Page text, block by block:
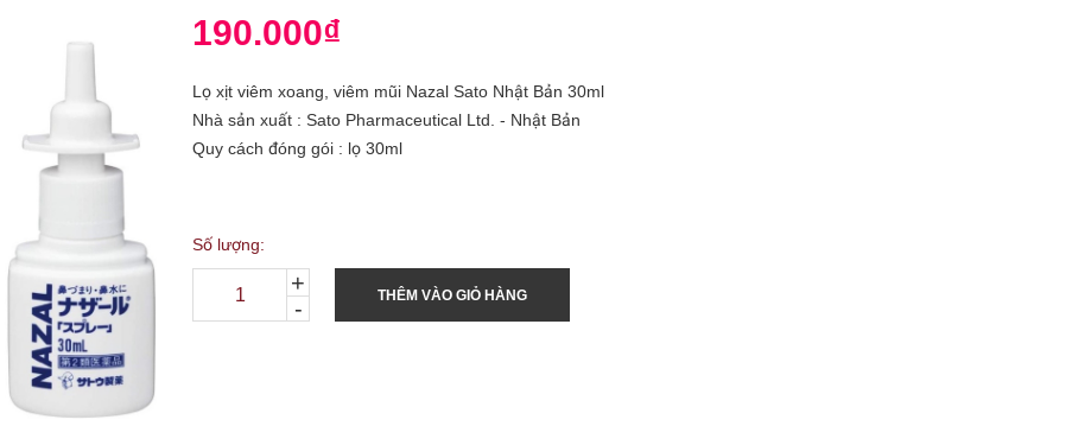
190.000₫
Lọ xịt viêm xoang, viêm mũi Nazal Sato Nhật Bản 30ml
Nhà sản xuất : Sato Pharmaceutical Ltd. - Nhật Bản
Quy cách đóng gói : lọ 30ml
Số lượng:
-
+ THÊM VÀO GIỎ HÀNG